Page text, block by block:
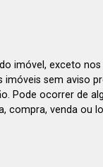
imóvel, exceto
sem aviso
Pode ocorrer de
compra, venda ou